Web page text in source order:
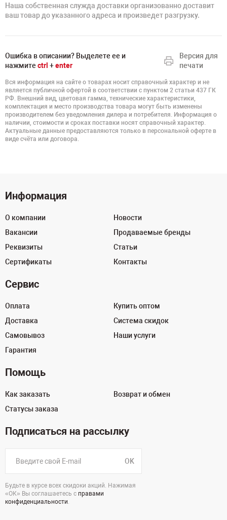
Наша собственная служда доставки организованно доставит
ваш товар до указанного адреса и произведет разгрузку.
Ошибка в описании? Выделете ее и
нажмите ctrl +enter
Версия для
печати
Вся информация на сайте о товарах носит справочный характер и не
является публичной офертой в соответствии с пунктом 2 статьи 437 ГК
РФ. Внешний вид, цветовая гамма, технические характеристики,
комплектация и место производства товара могут быть изменены
производителем без уведомления дилера и потребителя. Информация о
наличии, стоимости и сроках поставки носят справочный характер.
Актуальные данные предоставляются только в персональной оферте в
виде счёта или договора.
Информация
О компании
Вакансии
Реквизиты
Сертификаты
Новости
Продаваемые бренды
Статьи
Контакты
Сервис
Оплата
Доставка
Самовывоз
Гарантия
Купить оптом
Система скидок
Наши услуги
Помощь
Как заказать
Статусы заказа
Возврат и обмен
Подписаться на рассылку
OK
Будьте в курсе всех скидоки акций. Нажимая
«ОК» Вы соглашаетесь с правами
конфиденциальности.